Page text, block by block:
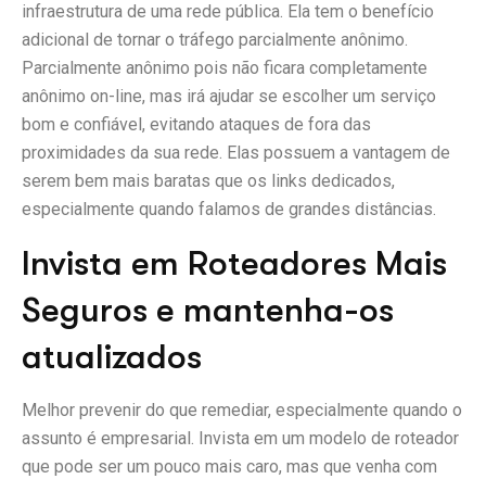
infraestrutura de uma rede pública. Ela tem o benefício
adicional de tornar o tráfego parcialmente anônimo.
Parcialmente anônimo pois não ficara completamente
anônimo on-line, mas irá ajudar se escolher um serviço
bom e confiável, evitando ataques de fora das
proximidades da sua rede. Elas possuem a vantagem de
serem bem mais baratas que os links dedicados,
especialmente quando falamos de grandes distâncias.
Invista em Roteadores Mais
Seguros e mantenha-os
atualizados
Melhor prevenir do que remediar, especialmente quando o
assunto é empresarial. Invista em um modelo de roteador
que pode ser um pouco mais caro, mas que venha com